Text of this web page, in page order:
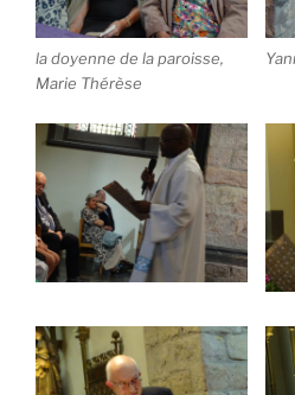
la doyenne de la paroisse,
Marie Thérèse